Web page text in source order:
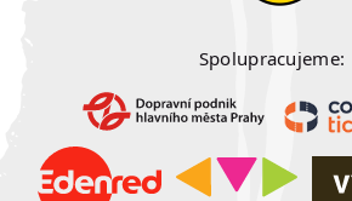
Spolupracujeme: